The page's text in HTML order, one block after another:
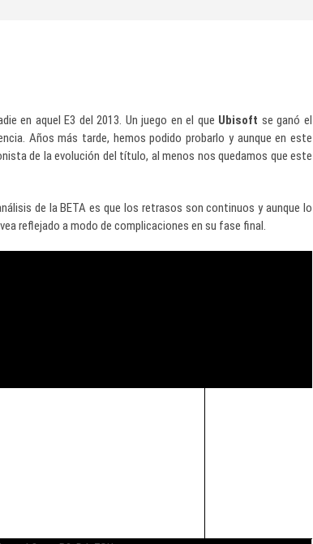
en aquel E3 del 2013. Un juego en el que Ubisoft se ganó el
Años más tarde, hemos podido probarlo y aunque en este
de la evolución del título, al menos nos quedamos que este
de la BETA es que los retrasos son continuos y aunque lo
reflejado a modo de complicaciones en su fase final.